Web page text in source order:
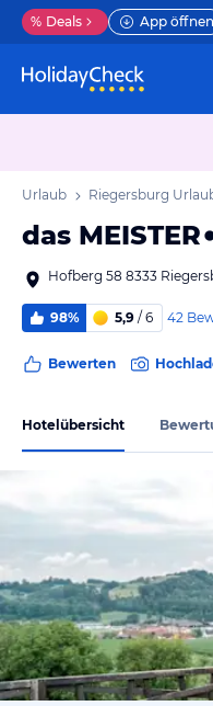
% Deals App öffnen
Urlaub Riegersburg
das MEISTER
Hofberg 58 8333
98% 5,9 / 6 42
Bewerten
Hotelübersicht